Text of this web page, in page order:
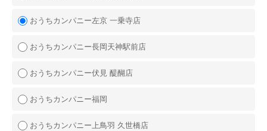
おうちカンパニー左京 一乗寺店
おうちカンパニー長岡天神駅前店
おうちカンパニー伏見 醍醐店
おうちカンパニー福岡
おうちカンパニー上鳥羽 久世橋店